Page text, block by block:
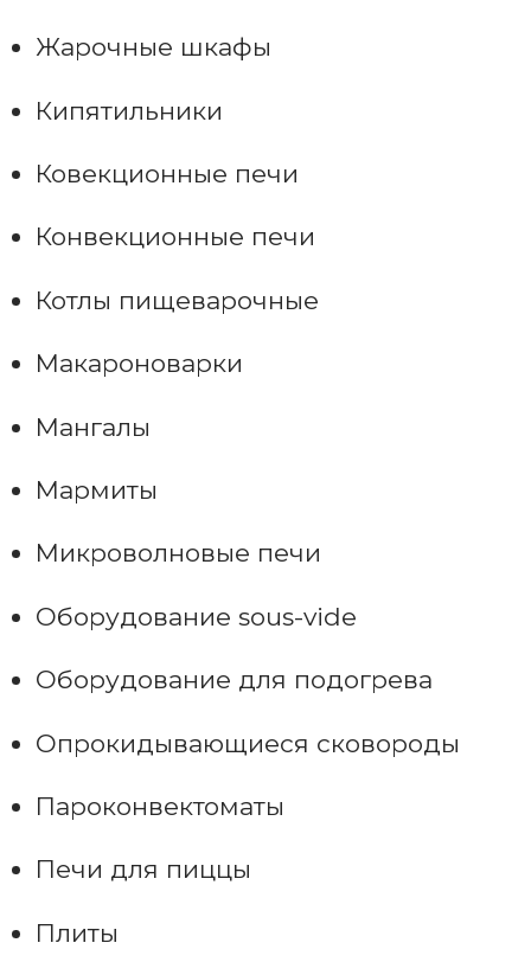
Жарочные шкафы
Кипятильники
Ковекционные печи
Конвекционные печи
Котлы пищеварочные
Макароноварки
Мангалы
Мармиты
Микроволновые печи
Оборудование sous-vide
Оборудование для подогрева
Опрокидывающиеся сковороды
Пароконвектоматы
Печи для пиццы
Плиты